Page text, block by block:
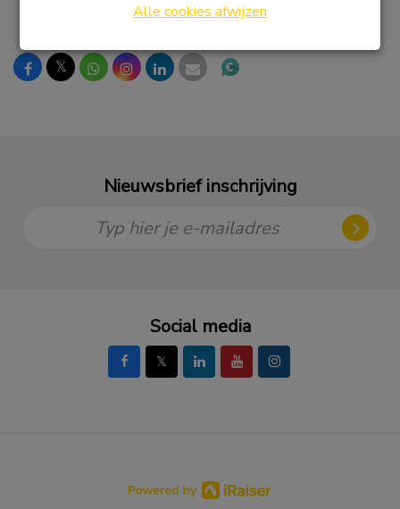
𝕏
Nieuwsbrief inschrijving
Typ hier je e-mailadres
Social media
𝕏
Alle cookies afwijzen